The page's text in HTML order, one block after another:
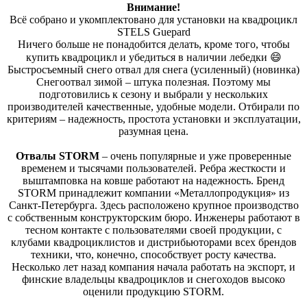
Внимание!
Всё собрано и укомплектовано для установки на квадроцикл
STELS Guepard
Ничего больше не понадобится делать, кроме того, чтобы
купить квадроцикл и убедиться в наличии лебедки 😄
Быстросъемный снего отвал для снега (усиленный) (новинка)
Снегоотвал зимой – штука полезная. Поэтому мы
подготовились к сезону и выбрали у нескольких
производителей качественные, удобные модели. Отбирали по
критериям – надежность, простота установки и эксплуатации,
разумная цена.
Отвалы STORM – очень популярные и уже проверенные
временем и тысячами пользователей. Ребра жесткости и
выштамповка на ковше работают на надежность. Бренд
STORM принадлежит компании «Металлопродукция» из
Санкт-Петербурга. Здесь расположено крупное производство
с собственным конструкторским бюро. Инженеры работают в
тесном контакте с пользователями своей продукции, с
клубами квадроциклистов и дистрибьюторами всех брендов
техники, что, конечно, способствует росту качества.
Несколько лет назад компания начала работать на экспорт, и
финские владельцы квадроциклов и снегоходов высоко
оценили продукцию STORM.